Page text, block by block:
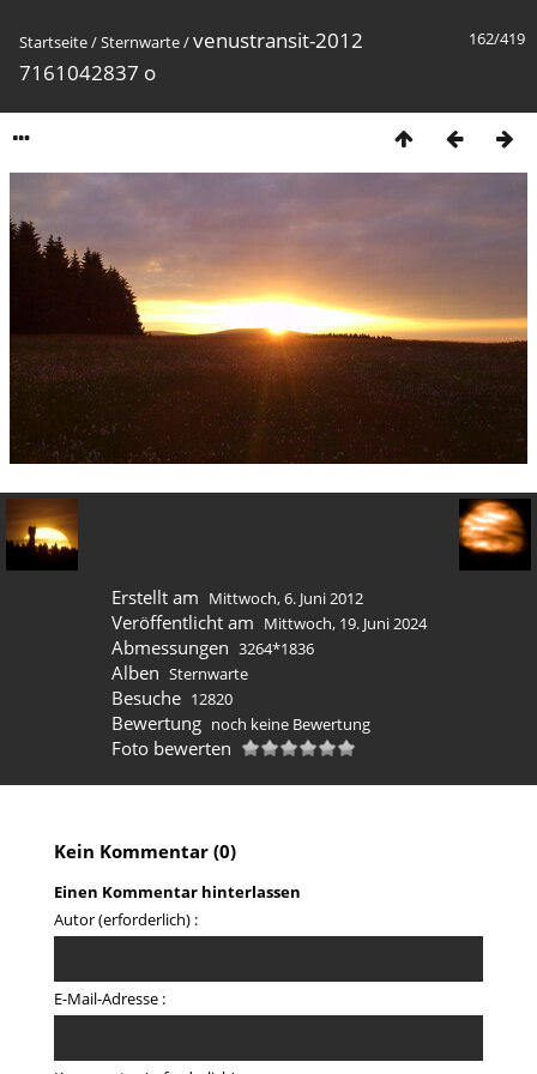
162/419
Startseite/Sternwarte/venustransit-2012
7161042837 o
Erstellt am Mittwoch, 6. Juni 2012
Veröffentlicht am Mittwoch, 19. Juni 2024
Abmessungen 3264*1836
Alben Sternwarte
Besuche 12820
Bewertung noch keine Bewertung
Foto bewerten
Kein Kommentar (0)
Einen Kommentar hinterlassen
Autor (erforderlich) :
E-Mail-Adresse :